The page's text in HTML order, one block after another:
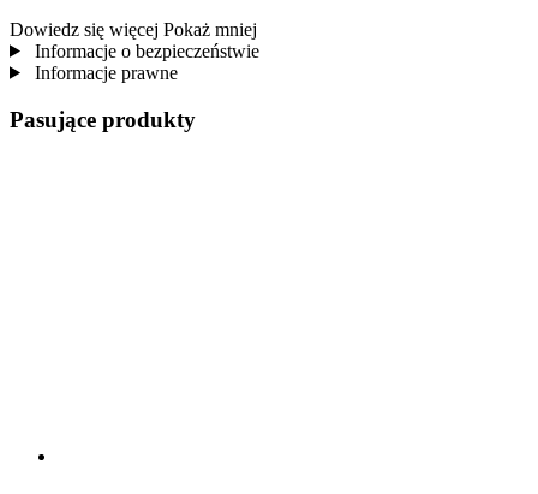
Dowiedz się więcej Pokaż mniej
Informacje o bezpieczeństwie
Informacje prawne
Pasujące produkty